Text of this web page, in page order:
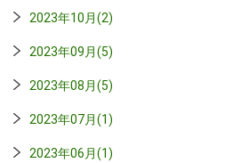
2023年10月(2)
2023年09月(5)
2023年08月(5)
2023年07月(1)
2023年06月(1)